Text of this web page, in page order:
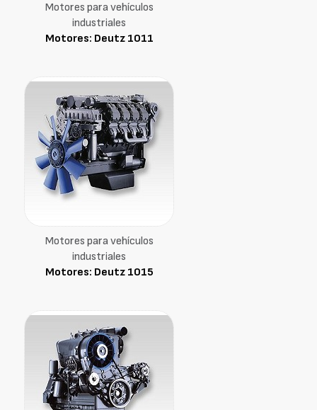
Motores para vehículos
industriales
Motores: Deutz 1011
Motores para vehículos
industriales
Motores: Deutz 1015